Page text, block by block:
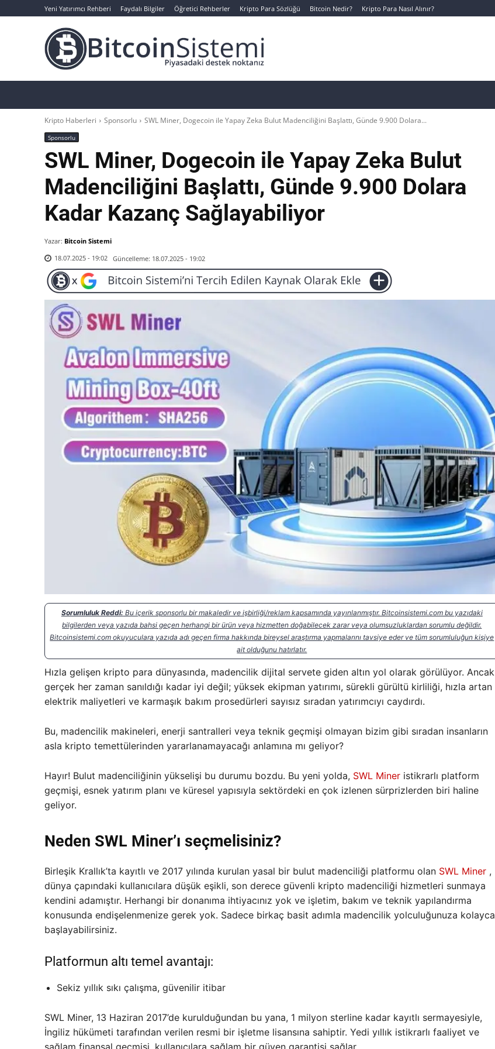
Yeni Yatırımcı Rehberi Faydalı Bilgiler Öğretici Rehberler Kripto Para Sözlüğü Bitcoin Nedir? Kripto Para Nasıl Alınır?
Kripto Haberleri Sponsorlu SWL Miner, Dogecoin ile Yapay Zeka Bulut Madenciliğini Başlattı, Günde 9.900 Dolara...
Sponsorlu
SWL Miner, Dogecoin ile Yapay Zeka Bulut
Madenciliğini Başlattı, Günde 9.900 Dolara
Kadar Kazanç Sağlayabiliyor
Yazar: Bitcoin Sistemi
18.07.2025 - 19:02 Güncelleme: 18.07.2025 - 19:02
Sorumluluk Reddi: Bu içerik sponsorlu bir makaledir ve işbirliği/reklam kapsamında yayınlanmıştır. Bitcoinsistemi.com bu yazıdaki
bilgilerden veya yazıda bahsi geçen herhangi bir ürün veya hizmetten doğabilecek zarar veya olumsuzluklardan sorumlu değildir.
Bitcoinsistemi.com okuyuculara yazıda adı geçen firma hakkında bireysel araştırma yapmalarını tavsiye eder ve tüm sorumluluğun kişiye
ait olduğunu hatırlatır.
Hızla gelişen kripto para dünyasında, madencilik dijital servete giden altın yol olarak görülüyor. Ancak
gerçek her zaman sanıldığı kadar iyi değil; yüksek ekipman yatırımı, sürekli gürültü kirliliği, hızla artan
elektrik maliyetleri ve karmaşık bakım prosedürleri sayısız sıradan yatırımcıyı caydırdı.
Bu, madencilik makineleri, enerji santralleri veya teknik geçmişi olmayan bizim gibi sıradan insanların
asla kripto temettülerinden yararlanamayacağı anlamına mı geliyor?
Hayır! Bulut madenciliğinin yükselişi bu durumu bozdu. Bu yeni yolda, SWL Miner istikrarlı platform
geçmişi, esnek yatırım planı ve küresel yapısıyla sektördeki en çok izlenen sürprizlerden biri haline
geliyor.
Neden SWL Miner’ı seçmelisiniz?
Birleşik Krallık’ta kayıtlı ve 2017 yılında kurulan yasal bir bulut madenciliği platformu olan SWL Miner ,
dünya çapındaki kullanıcılara düşük eşikli, son derece güvenli kripto madenciliği hizmetleri sunmaya
kendini adamıştır. Herhangi bir donanıma ihtiyacınız yok ve işletim, bakım ve teknik yapılandırma
konusunda endişelenmenize gerek yok. Sadece birkaç basit adımla madencilik yolculuğunuza kolayca
başlayabilirsiniz.
Platformun altı temel avantajı:
Sekiz yıllık sıkı çalışma, güvenilir itibar
SWL Miner, 13 Haziran 2017’de kurulduğundan bu yana, 1 milyon sterline kadar kayıtlı sermayesiyle,
İngiliz hükümeti tarafından verilen resmi bir işletme lisansına sahiptir. Yedi yıllık istikrarlı faaliyet ve
sağlam finansal geçmişi, kullanıcılara sağlam bir güven garantisi sağlar.